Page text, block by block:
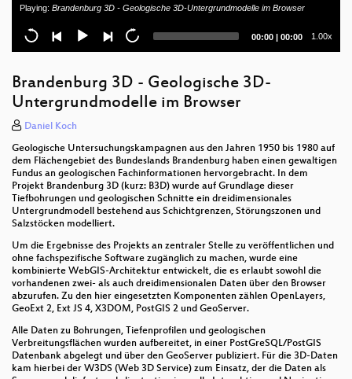
Mapbender3 - was gibt's Neues im Projekt?
Client Side Map Rendering
3D webservices - where do we stand?
Open Data und Selbstorganisation
Mobile Kartenviewer mit Openlayers 3
GeoExt2
opencaching.de
Höhenbewusstes Routing mit Radardaten
Social Media as Sensors
Neues vom Open Geospatial Consortium
Playing: Brandenburg 3D - Geologische 3D-Untergrundmodelle im Browser
Current
00:00 | Total
00:00 1.00x
Brandenburg 3D - Geologische 3D-
Untergrundmodelle im Browser
Daniel Koch
Geologische Untersuchungskampagnen aus den Jahren 1950 bis 1980 auf
dem Flächengebiet des Bundeslands Brandenburg haben einen gewaltigen
Fundus an geologischen Fachinformationen hervorgebracht. In dem
Projekt Brandenburg 3D (kurz: B3D) wurde auf Grundlage dieser
Tiefbohrungen und geologischen Schnitte ein dreidimensionales
Untergrundmodell bestehend aus Schichtgrenzen, Störungszonen und
Salzstöcken modelliert.
Um die Ergebnisse des Projekts an zentraler Stelle zu veröffentlichen und
ohne fachspezifische Software zugänglich zu machen, wurde eine
kombinierte WebGIS-Architektur entwickelt, die es erlaubt sowohl die
vorhandenen zwei- als auch dreidimensionalen Daten über den Browser
abzurufen. Zu den hier eingesetzten Komponenten zählen OpenLayers,
GeoExt 2, Ext JS 4, X3DOM, PostGIS 2 und GeoServer.
Alle Daten zu Bohrungen, Tiefenprofilen und geologischen
Verbreitungsflächen wurden aufbereitet, in einer PostGreSQL/PostGIS
Datenbank abgelegt und über den GeoServer publiziert. Für die 3D-Daten
kam hierbei der W3DS (Web 3D Service) zum Einsatz, der die Daten als